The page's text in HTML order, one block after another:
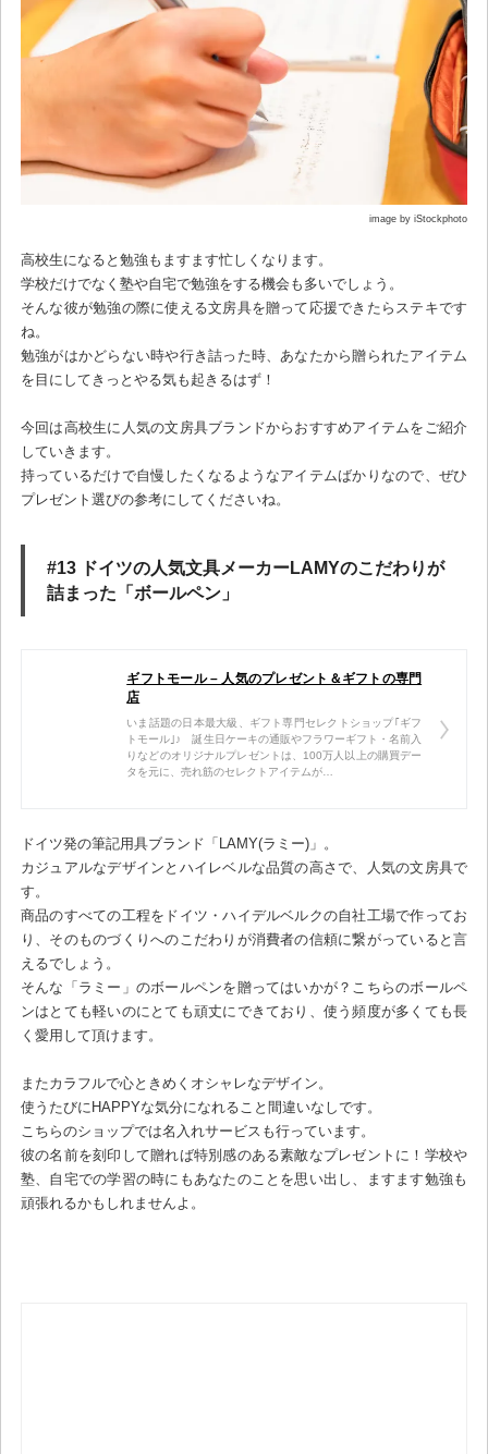
image by iStockphoto
高校生になると勉強もますます忙しくなります。
学校だけでなく塾や自宅で勉強をする機会も多いでしょう。
そんな彼が勉強の際に使える文房具を贈って応援できたらステキです
ね。
勉強がはかどらない時や行き詰った時、あなたから贈られたアイテム
を目にしてきっとやる気も起きるはず！
今回は高校生に人気の文房具ブランドからおすすめアイテムをご紹介
していきます。
持っているだけで自慢したくなるようなアイテムばかりなので、ぜひ
プレゼント選びの参考にしてくださいね。
#13 ドイツの人気文具メーカーLAMYのこだわりが
詰まった「ボールペン」
ギフトモール – 人気のプレゼント＆ギフトの専門
店
いま話題の日本最大級、ギフト専門セレクトショップ｢ギフ
トモール｣♪ 誕生日ケーキの通販やフラワーギフト・名前入
りなどのオリジナルプレゼントは、100万人以上の購買デー
タを元に、売れ筋のセレクトアイテムが…
ドイツ発の筆記用具ブランド「LAMY(ラミー)」。
カジュアルなデザインとハイレベルな品質の高さで、人気の文房具で
す。
商品のすべての工程をドイツ・ハイデルベルクの自社工場で作ってお
り、そのものづくりへのこだわりが消費者の信頼に繋がっていると言
えるでしょう。
そんな「ラミー」のボールペンを贈ってはいかが？こちらのボールペ
ンはとても軽いのにとても頑丈にできており、使う頻度が多くても長
く愛用して頂けます。
またカラフルで心ときめくオシャレなデザイン。
使うたびにHAPPYな気分になれること間違いなしです。
こちらのショップでは名入れサービスも行っています。
彼の名前を刻印して贈れば特別感のある素敵なプレゼントに！学校や
塾、自宅での学習の時にもあなたのことを思い出し、ますます勉強も
頑張れるかもしれませんよ。